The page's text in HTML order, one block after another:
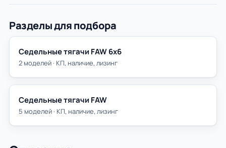
Разделы для подбора
Седельные тягачи FAW 6х6
2 моделей · КП, наличие, лизинг
Седельные тягачи FAW
5 моделей · КП, наличие, лизинг